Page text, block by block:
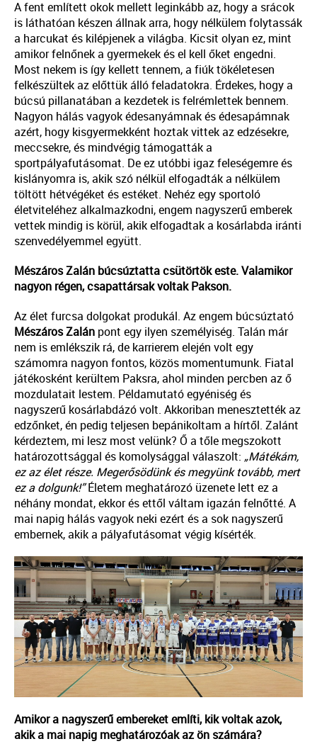
A fent említett okok mellett leginkább az, hogy a srácok
is láthatóan készen állnak arra, hogy nélkülem folytassák
a harcukat és kilépjenek a világba. Kicsit olyan ez, mint
amikor felnőnek a gyermekek és el kell őket engedni.
Most nekem is így kellett tennem, a fiúk tökéletesen
felkészültek az előttük álló feladatokra. Érdekes, hogy a
búcsú pillanatában a kezdetek is felrémlettek bennem.
Nagyon hálás vagyok édesanyámnak és édesapámnak
azért, hogy kisgyermekként hoztak vittek az edzésekre,
meccsekre, és mindvégig támogatták a
sportpályafutásomat. De ez utóbbi igaz feleségemre és
kislányomra is, akik szó nélkül elfogadták a nélkülem
töltött hétvégéket és estéket. Nehéz egy sportoló
életviteléhez alkalmazkodni, engem nagyszerű emberek
vettek mindig is körül, akik elfogadtak a kosárlabda iránti
szenvedélyemmel együtt.
Mészáros Zalán búcsúztatta csütörtök este. Valamikor
nagyon régen, csapattársak voltak Pakson.
Az élet furcsa dolgokat produkál. Az engem búcsúztató
MészárosZalán pont egy ilyen személyiség. Talán már
nem is emlékszik rá, de karrierem elején volt egy
számomra nagyon fontos, közös momentumunk. Fiatal
játékosként kerültem Paksra, ahol minden percben az ő
mozdulatait lestem. Példamutató egyéniség és
nagyszerű kosárlabdázó volt. Akkoriban menesztették az
edzőnket, én pedig teljesen bepánikoltam a hírtől. Zalánt
kérdeztem, mi lesz most velünk? Ő a tőle megszokott
határozottsággal és komolysággal válaszolt: „Mátékám,
ez az élet része. Megerősödünk és megyünk tovább, mert
ez a dolgunk!”Életem meghatározó üzenete lett ez a
néhány mondat, ekkor és ettől váltam igazán felnőtté. A
mai napig hálás vagyok neki ezért és a sok nagyszerű
embernek, akik a pályafutásomat végig kísérték.
Amikor a nagyszerű embereket említi, kik voltak azok,
akik a mai napig meghatározóak az ön számára?